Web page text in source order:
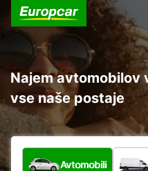
Najem avtomobilov
vse naše postaje
Katera vrsta vozila?
Avtomobili